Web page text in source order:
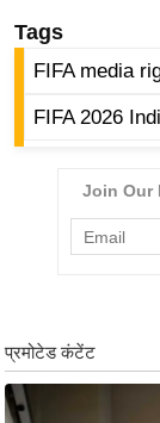
म
नो
रं
वु
ड
Tags
FIFA media
FIFA 2026